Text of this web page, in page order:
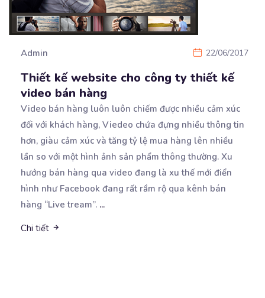
Admin 22/06/2017
Thiết kế website cho công ty thiết kế
video bán hàng
Video bán hàng luôn luôn chiếm được nhiều cảm xúc
đối với khách hàng, Viedeo chứa đựng nhiều thông tin
hơn, giàu cảm xúc và tăng tỷ lệ mua hàng lên nhiều
lần so với một hình ảnh sản phẩm thông thường. Xu
hướng bán hàng qua video đang là xu thế mới điển
hình như Facebook đang rất rầm rộ qua kênh bán
hàng “Live tream”. ...
Chi tiết